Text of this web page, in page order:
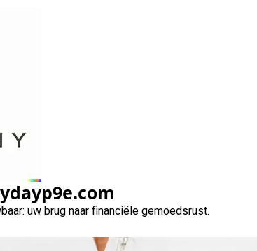
uw brug naar financiële gemoedsrust.
en efficiënt:
oplossingen